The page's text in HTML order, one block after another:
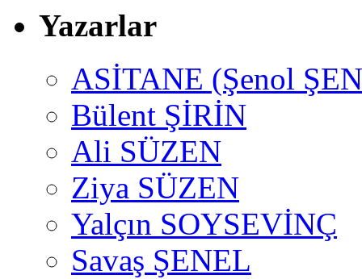
Yazarlar
ASİTANE (Şenol
Bülent ŞİRİN
Ali SÜZEN
Ziya SÜZEN
Yalçın SOYSEVİNÇ
Savaş ŞENEL